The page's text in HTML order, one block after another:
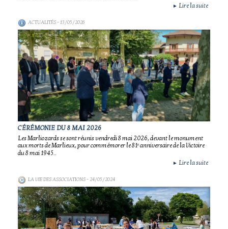
► Lire la suite
ACTUALITÉS- 13/05/2026
CÉRÉMONIE DU 8 MAI 2026
Les Marliozards se sont réunis vendredi 8 mai 2026, devant le monument
aux morts de Marlieux, pour commémorer le 81ᵉ anniversaire de la Victoire
du 8 mai 1945..
► Lire la suite
LA VIE DES ASSOCIATIONS- 24/05/2024